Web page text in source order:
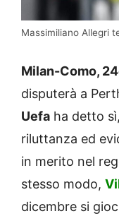
Massimiliano Allegri
Milan-Como,
disputerà a
Uefa ha detto
riluttanza ed
in merito nel
stesso modo,
dicembre si